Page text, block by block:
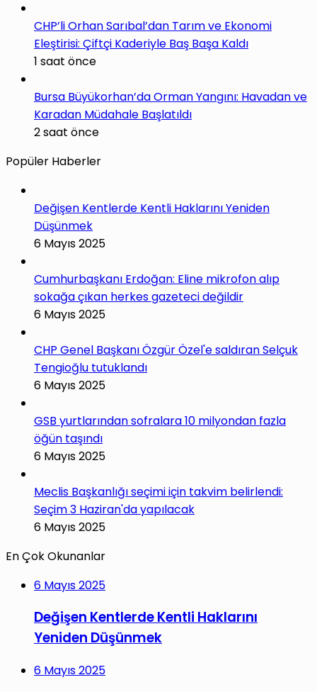
CHP’li Orhan Sarıbal’dan Tarım ve Ekonomi
Eleştirisi: Çiftçi Kaderiyle Baş Başa Kaldı
1 saat önce
Bursa Büyükorhan’da Orman Yangını: Havadan ve
Karadan Müdahale Başlatıldı
2 saat önce
Popüler Haberler
Değişen Kentlerde Kentli Haklarını Yeniden
Düşünmek
6 Mayıs 2025
Cumhurbaşkanı Erdoğan: Eline mikrofon alıp
sokağa çıkan herkes gazeteci değildir
6 Mayıs 2025
CHP Genel Başkanı Özgür Özel'e saldıran Selçuk
Tengioğlu tutuklandı
6 Mayıs 2025
GSB yurtlarından sofralara 10 milyondan fazla
öğün taşındı
6 Mayıs 2025
Meclis Başkanlığı seçimi için takvim belirlendi:
Seçim 3 Haziran'da yapılacak
6 Mayıs 2025
En Çok Okunanlar
6 Mayıs 2025
Değişen Kentlerde Kentli Haklarını
Yeniden Düşünmek
6 Mayıs 2025